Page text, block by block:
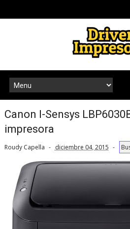
Canon I-Sensys
impresora
Roudy Capella diciembre 04, 2015